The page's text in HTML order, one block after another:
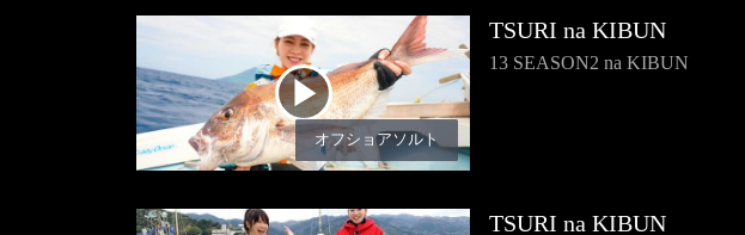
オフショアソルト
TSURI na KIBUN
13 SEASON2 na KIBUN
TSURI na KIBUN